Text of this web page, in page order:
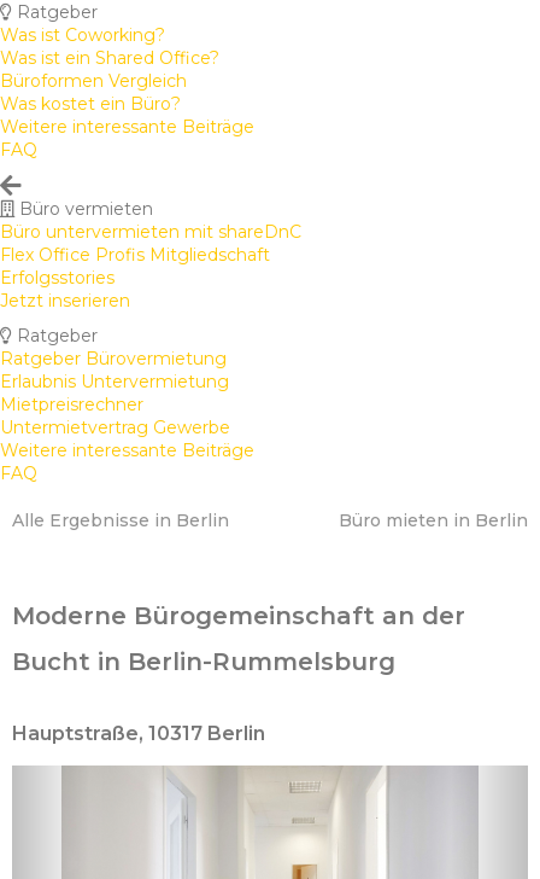
Ratgeber
Was ist Coworking?
Was ist ein Shared Office?
Büroformen Vergleich
Was kostet ein Büro?
Weitere interessante Beiträge
FAQ
Büro vermieten
Büro untervermieten mit shareDnC
Flex Office Profis Mitgliedschaft
Erfolgsstories
Jetzt inserieren
Ratgeber
Ratgeber Bürovermietung
Erlaubnis Untervermietung
Mietpreisrechner
Untermietvertrag Gewerbe
Weitere interessante Beiträge
FAQ
Alle Ergebnisse in Berlin Büro mieten in Berlin
Moderne Bürogemeinschaft an der
Bucht in Berlin-Rummelsburg
Hauptstraße, 10317 Berlin